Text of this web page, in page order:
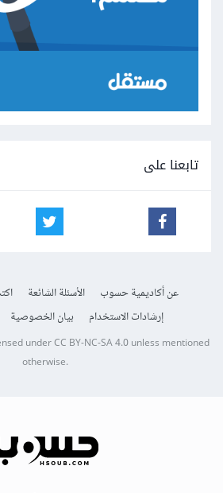
تابعنا على
عن أكاديمية حسوب الأسئلة الشائعة
إرشادات الاستخدام
بيان الخصوصية
underCC BY-NC-SA 4.0unless mentioned
otherwise.